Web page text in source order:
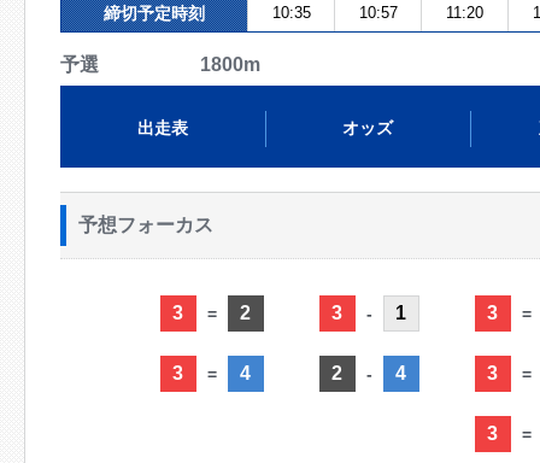
締切予定時刻 10:35 10:57 11:20
予選 1800m
出走表 オッズ
予想フォーカス
3 = 2
3 = 4
3 - 1
2 - 4
3 =
3 =
3 =